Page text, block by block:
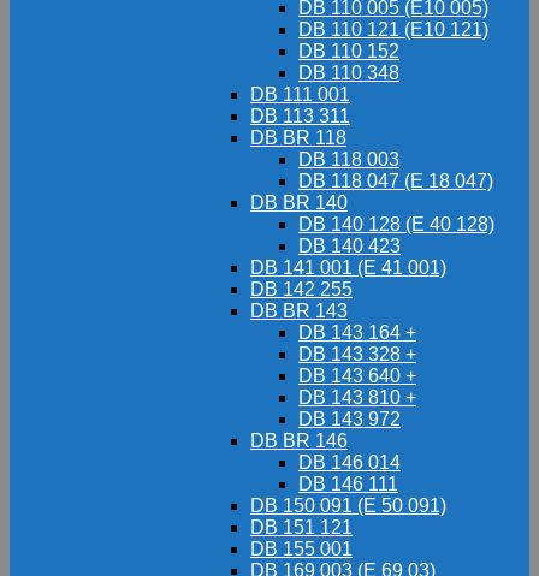
DB 110 005 (E10 005)
DB 110 121 (E10 121)
DB 110 152
DB 110 348
DB 111 001
DB 113 311
DB BR 118
DB 118 003
DB 118 047 (E 18 047)
DB BR 140
DB 140 128 (E 40 128)
DB 140 423
DB 141 001 (E 41 001)
DB 142 255
DB BR 143
DB 143 164 +
DB 143 328 +
DB 143 640 +
DB 143 810 +
DB 143 972
DB BR 146
DB 146 014
DB 146 111
DB 150 091 (E 50 091)
DB 151 121
DB 155 001
DB 169 003 (E 69 03)